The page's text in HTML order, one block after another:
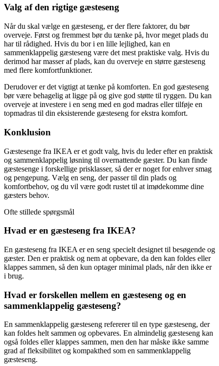
Valg af den rigtige gæsteseng
Når du skal vælge en gæsteseng, er der flere faktorer, du bør
overveje. Først og fremmest bør du tænke på, hvor meget plads du
har til rådighed. Hvis du bor i en lille lejlighed, kan en
sammenklappelig gæsteseng være det mest praktiske valg. Hvis du
derimod har masser af plads, kan du overveje en større gæsteseng
med flere komfortfunktioner.
Derudover er det vigtigt at tænke på komforten. En god gæsteseng
bør være behagelig at ligge på og give god støtte til ryggen. Du kan
overveje at investere i en seng med en god madras eller tilføje en
topmadras til din eksisterende gæsteseng for ekstra komfort.
Konklusion
Gæstesenge fra IKEA er et godt valg, hvis du leder efter en praktisk
og sammenklappelig løsning til overnattende gæster. Du kan finde
gæstesenge i forskellige prisklasser, så der er noget for enhver smag
og pengepung. Vælg en seng, der passer til din plads og
komfortbehov, og du vil være godt rustet til at imødekomme dine
gæsters behov.
Ofte stillede spørgsmål
Hvad er en gæsteseng fra IKEA?
En gæsteseng fra IKEA er en seng specielt designet til besøgende og
gæster. Den er praktisk og nem at opbevare, da den kan foldes eller
klappes sammen, så den kun optager minimal plads, når den ikke er
i brug.
Hvad er forskellen mellem en gæsteseng og en
sammenklappelig gæsteseng?
En sammenklappelig gæsteseng refererer til en type gæsteseng, der
kan foldes helt sammen og opbevares. En almindelig gæsteseng kan
også foldes eller klappes sammen, men den har måske ikke samme
grad af fleksibilitet og kompakthed som en sammenklappelig
gæsteseng.